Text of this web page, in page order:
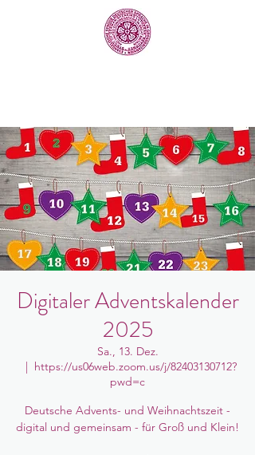
Digitaler Adventskalender
2025
Sa., 13. Dez.
  |
https://us06web.zoom.us/j/82403130712?
pwd=c
Deutsche Advents- und Weihnachtszeit -
digital und gemeinsam - für Groß und Klein!